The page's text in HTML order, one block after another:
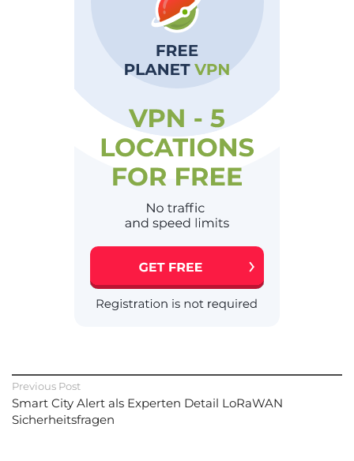
Previous Post
Smart City Alert als Experten Detail LoRaWAN
Sicherheitsfragen